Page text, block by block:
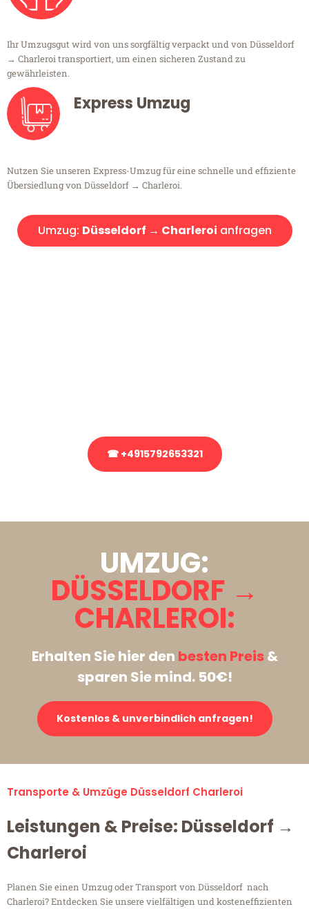
Ihr Umzugsgut wird von uns sorgfältig verpackt und von Düsseldorf
→ Charleroi transportiert, um einen sicheren Zustand zu
gewährleisten.
Express Umzug
Nutzen Sie unseren Express-Umzug für eine schnelle und effiziente
Übersiedlung von Düsseldorf → Charleroi.
Umzug: Düsseldorf → Charleroi anfragen
☎ +4915792653321
UMZUG:
DÜSSELDORF →
CHARLEROI:
Erhalten Sie hier den besten Preis&
sparen Sie mind. 50€!
Kostenlos & unverbindlich anfragen!
Transporte & Umzüge Düsseldorf Charleroi
Leistungen & Preise: Düsseldorf →
Charleroi
Planen Sie einen Umzug oder Transport von Düsseldorf nach
Charleroi? Entdecken Sie unsere vielfältigen und kosteneffizienten